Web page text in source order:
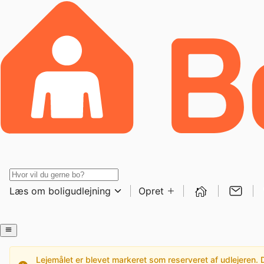
Læs om boligudlejning Opret
Lejemålet er blevet markeret som reserveret af